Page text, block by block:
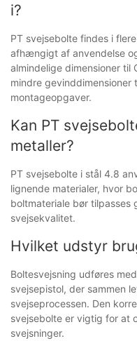
i?
PT svejsebolte findes i
afhængigt af anvendelse
almindelige dimensioner til
mindre gevinddimensioner
montageopgaver.
Kan PT
metaller?
PT svejsebolte i stål 4.8
lignende materialer, hvor
boltmateriale bør tilpasses
svejsekvalitet.
Hvilket udstyr
Boltesvejsning udføres
svejsepistol, der sammen
svejseprocessen. Den
svejsebolte er vigtig for at
svejsninger.